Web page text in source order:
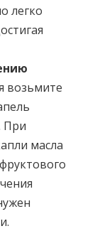
легко
возьмите
При
масла